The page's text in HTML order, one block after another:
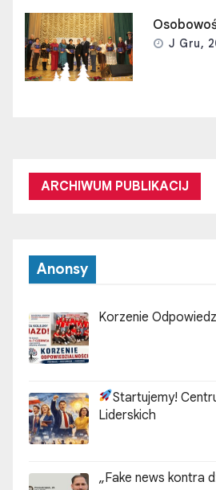
J Gru,
ARCHIWUM PUBLIKACIJ
Anonsy
Korzenie
Startujemy!
Liderskich
„Fake news kontra